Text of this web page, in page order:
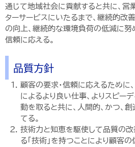
通じて地域社会に貢献すると共に、営
ターサービスにいたるまで、継続的改
の向上、継続的な環境負荷の低減に努
信頼に応える。
品質方針
顧客の要求・信頼に応えるために
によるより良い仕事、よりスピー
動を取ると共に、人間的、かつ、
てる。
技術力と知恵を駆使して品質の
る「技術」を持つことにより顧客